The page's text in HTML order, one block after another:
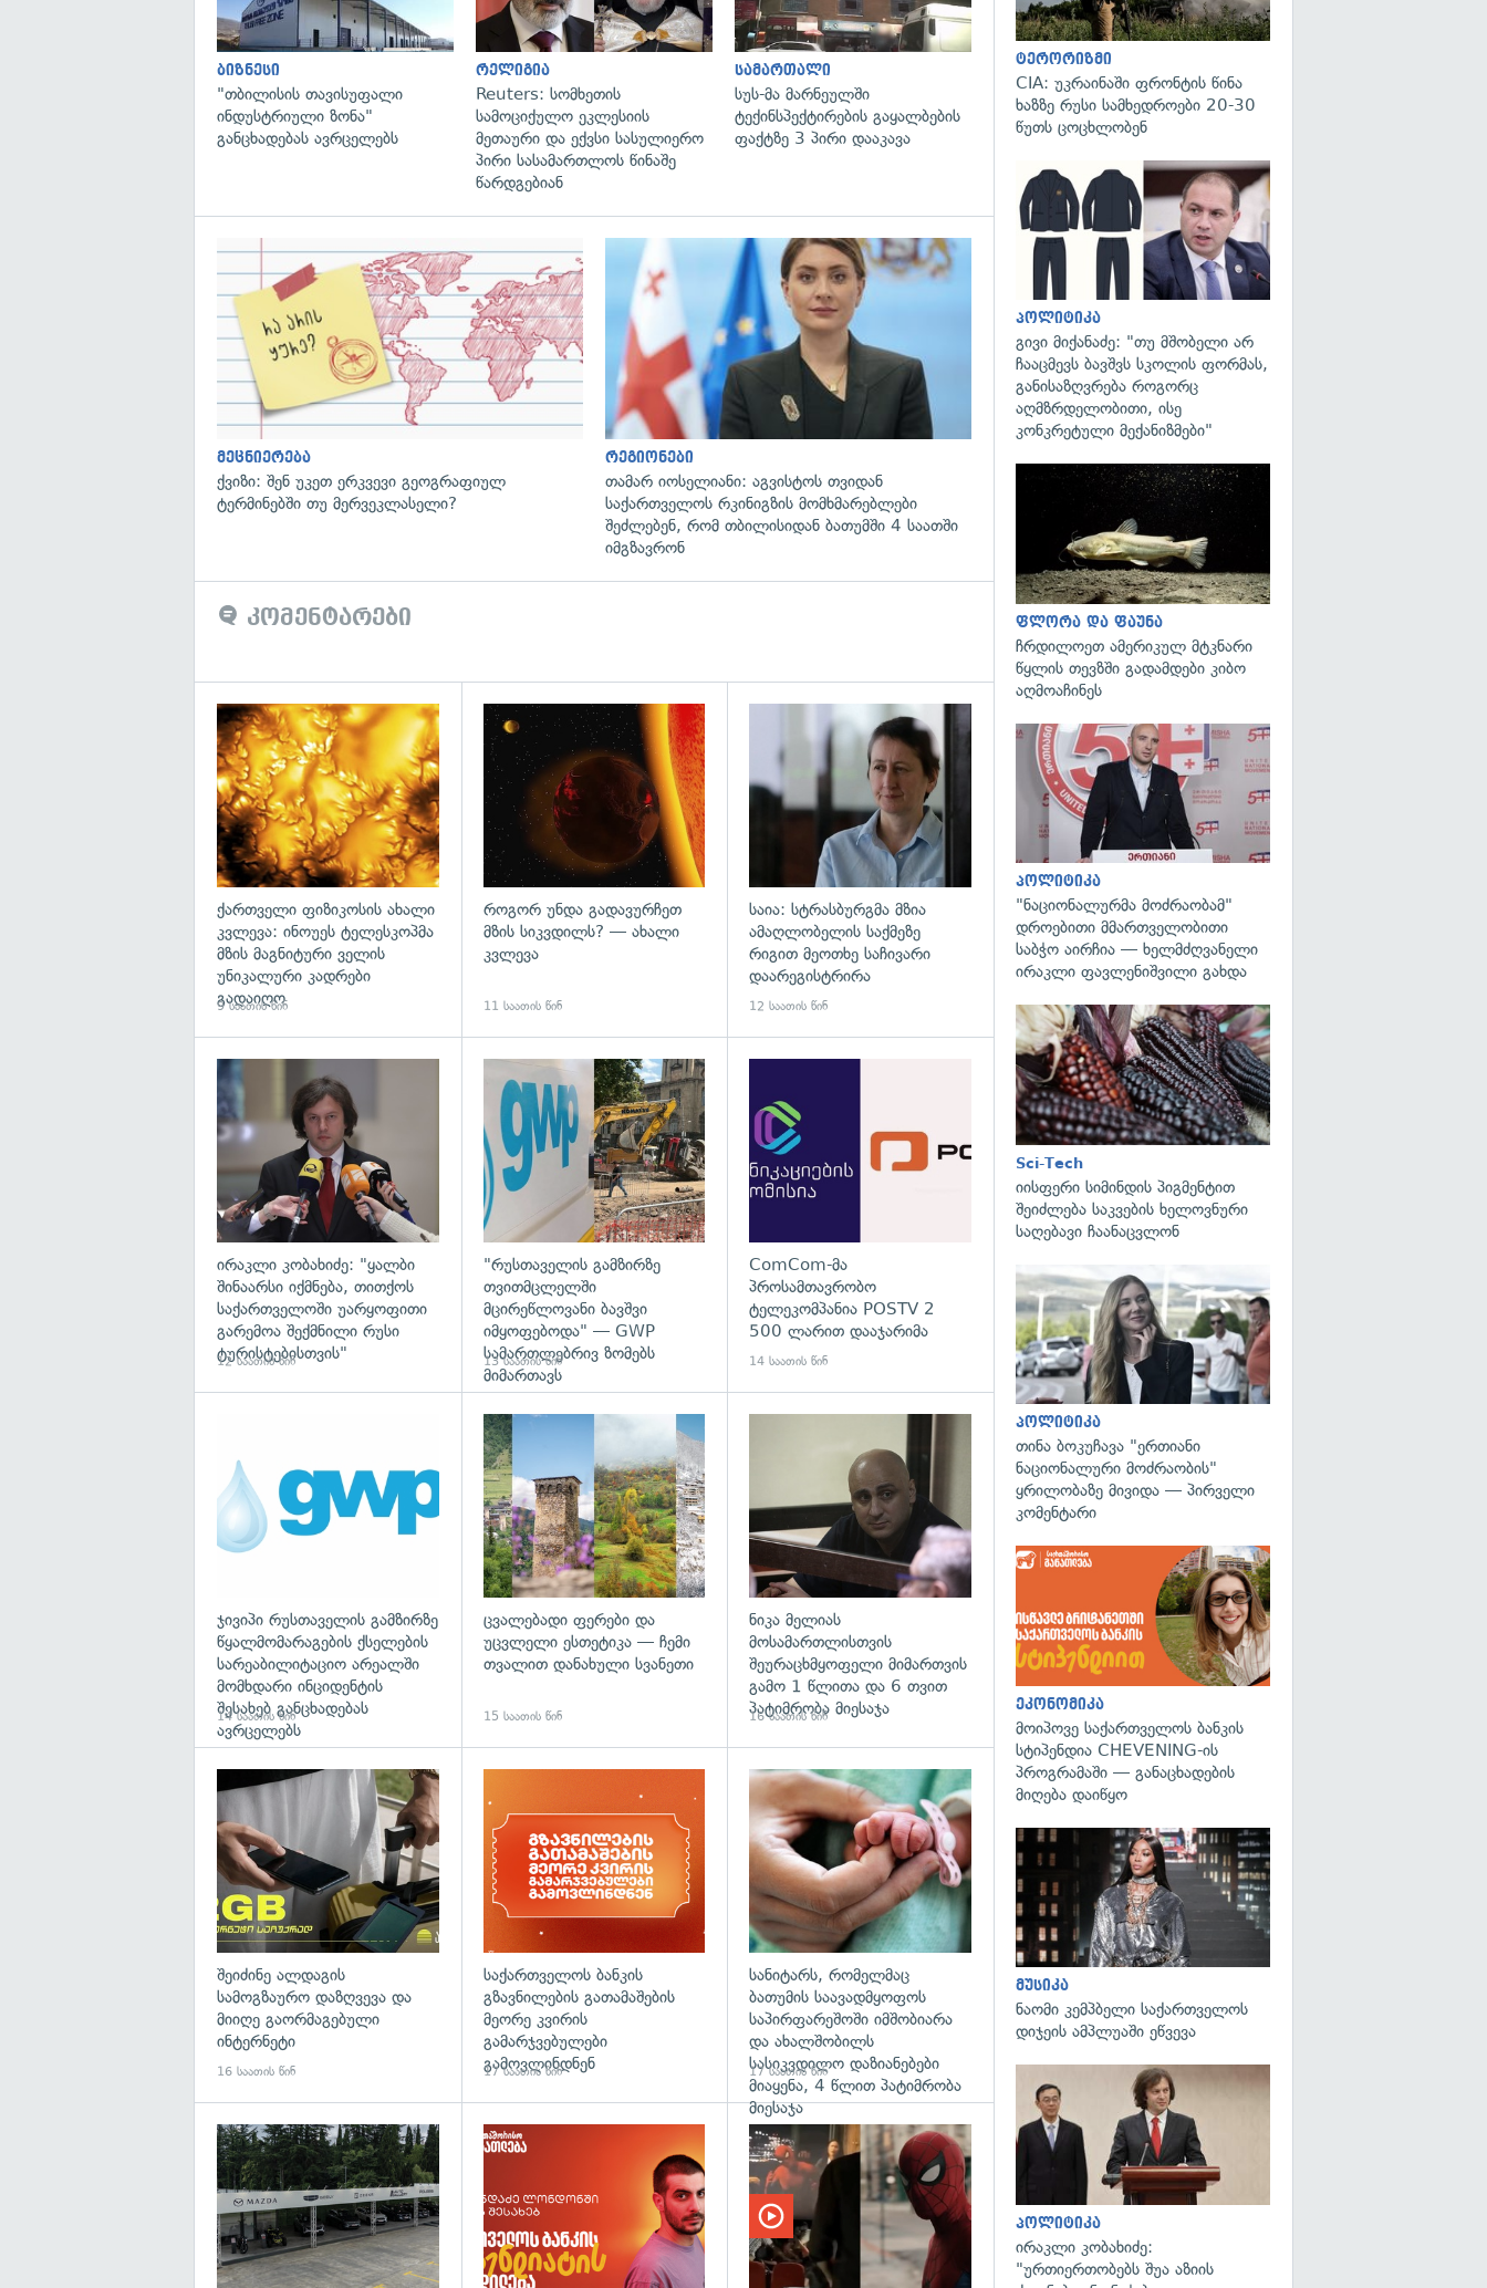
ბიზნესი
"თბილისის თავისუფალი
ინდუსტრიული ზონა"
განცხადებას ავრცელებს
რელიგია
Reuters: სომხეთის
სამოციქულო ეკლესიის
მეთაური და ექვსი სასულიერო
პირი სასამართლოს წინაშე
წარდგებიან
სამართალი
სუს-მა მარნეულში
ტექინსპექტირების გაყალბების
ფაქტზე 3 პირი დააკავა
მეცნიერება
ქვიზი: შენ უკეთ ერკვევი გეოგრაფიულ
ტერმინებში თუ მერვეკლასელი?
გადახედვა
რეგიონები
თამარ იოსელიანი: აგვისტოს თვიდან
საქართველოს რკინიგზის მომხმარებლები
შეძლებენ, რომ თბილისიდან ბათუმში 4 საათში
იმგზავრონ
კომენტარები
გადახედვა
ქართველი ფიზიკოსის ახალი
კვლევა: ინოუეს ტელესკოპმა
მზის მაგნიტური ველის
უნიკალური კადრები
გადაიღო
9 საათის წინ
როგორ უნდა გადავურჩეთ
მზის სიკვდილს? — ახალი
კვლევა
11 საათის წინ
გადახედვა
საია: სტრასბურგმა მზია
ამაღლობელის საქმეზე
რიგით მეოთხე საჩივარი
დაარეგისტრირა
12 საათის წინ
გადახედვა
ირაკლი კობახიძე: "ყალბი
შინაარსი იქმნება, თითქოს
საქართველოში უარყოფითი
გარემოა შექმნილი რუსი
ტურისტებისთვის"
12 საათის წინ
"რუსთაველის გამზირზე
თვითმცლელში
მცირეწლოვანი ბავშვი
იმყოფებოდა" — GWP
სამართლებრივ ზომებს
მიმართავს
13 საათის წინ
გადახედვა
ComCom-მა
პროსამთავრობო
ტელეკომპანია POSTV 2
500 ლარით დააჯარიმა
14 საათის წინ
ჯივიპი რუსთაველის გამზირზე
წყალმომარაგების ქსელების
სარეაბილიტაციო არეალში
მომხდარი ინციდენტის
შესახებ განცხადებას
ავრცელებს
14 საათის წინ
ცვალებადი ფერები და
უცვლელი ესთეტიკა — ჩემი
თვალით დანახული სვანეთი
15 საათის წინ
გადახედვა
ნიკა მელიას
მოსამართლისთვის
შეურაცხმყოფელი მიმართვის
გამო 1 წლითა და 6 თვით
პატიმრობა მიესაჯა
16 საათის წინ
შეიძინე ალდაგის
სამოგზაურო დაზღვევა და
მიიღე გაორმაგებული
ინტერნეტი
16 საათის წინ
საქართველოს ბანკის
გზავნილების გათამაშების
მეორე კვირის
გამარჯვებულები
გამოვლინდნენ
17 საათის წინ
გადახედვა
სანიტარს, რომელმაც
ბათუმის საავადმყოფოს
საპირფარეშოში იმშობიარა
და ახალშობილს
სასიკვდილო დაზიანებები
მიაყენა, 4 წლით პატიმრობა
მიესაჯა
17 საათის წინ
ტერორიზმი
CIA: უკრაინაში ფრონტის წინა
ხაზზე რუსი სამხედროები 20-30
წუთს ცოცხლობენ
პოლიტიკა
გივი მიქანაძე: "თუ მშობელი არ
ჩააცმევს ბავშვს სკოლის ფორმას,
განისაზღვრება როგორც
აღმზრდელობითი, ისე
კონკრეტული მექანიზმები"
ფლორა და ფაუნა
ჩრდილოეთ ამერიკულ მტკნარი
წყლის თევზში გადამდები კიბო
აღმოაჩინეს
პოლიტიკა
"ნაციონალურმა მოძრაობამ"
დროებითი მმართველობითი
საბჭო აირჩია — ხელმძღვანელი
ირაკლი ფავლენიშვილი გახდა
Sci-Tech
იისფერი სიმინდის პიგმენტით
შეიძლება საკვების ხელოვნური
საღებავი ჩაანაცვლონ
პოლიტიკა
თინა ბოკუჩავა "ერთიანი
ნაციონალური მოძრაობის"
ყრილობაზე მივიდა — პირველი
კომენტარი
ეკონომიკა
მოიპოვე საქართველოს ბანკის
სტიპენდია CHEVENING-ის
პროგრამაში — განაცხადების
მიღება დაიწყო
მუსიკა
ნაომი კემპბელი საქართველოს
დიჯეის ამპლუაში ეწვევა
პოლიტიკა
ირაკლი კობახიძე:
"ურთიერთობებს შუა აზიის